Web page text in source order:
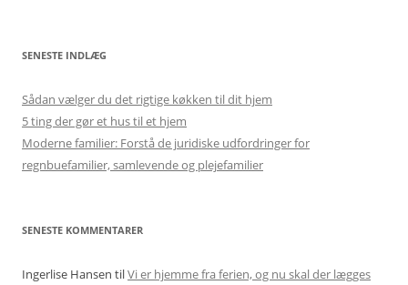
SENESTE INDLÆG
Sådan vælger du det rigtige køkken til dit hjem
5 ting der gør et hus til et hjem
Moderne familier: Forstå de juridiske udfordringer for
regnbuefamilier, samlevende og plejefamilier
SENESTE KOMMENTARER
Ingerlise Hansen tilVi er hjemme fra ferien, og nu skal der lægges